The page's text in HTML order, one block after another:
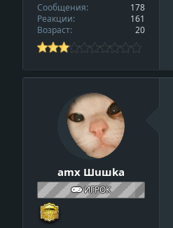
e
Сообщения
178
Реакции
161
Возраст
20
amx Шuшkа
ИГРОК